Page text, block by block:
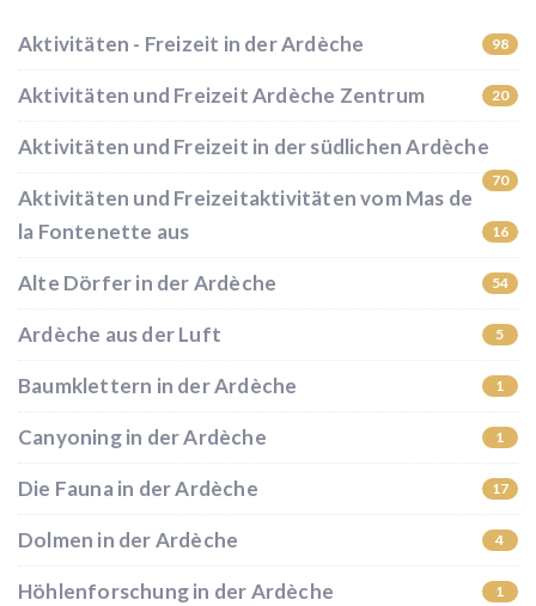
Aktivitäten - Freizeit in der Ardèche 98
Aktivitäten und Freizeit Ardèche Zentrum 20
Aktivitäten und Freizeit in der südlichen Ardèche
70
Aktivitäten und Freizeitaktivitäten vom Mas de
la Fontenette aus
16
Alte Dörfer in der Ardèche 54
Ardèche aus der Luft 5
Baumklettern in der Ardèche 1
Canyoning in der Ardèche 1
Die Fauna in der Ardèche 17
Dolmen in der Ardèche 4
Höhlenforschung in der Ardèche 1